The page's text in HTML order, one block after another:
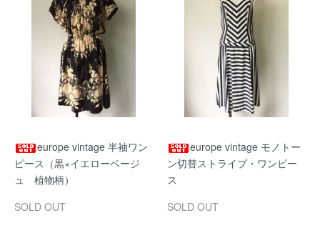
europe vintage 半袖ワン
ピース（黒×イエローベージ
ュ 植物柄）
SOLD OUT
europe vintage モノトー
ン切替ストライプ・ワンピー
ス
SOLD OUT